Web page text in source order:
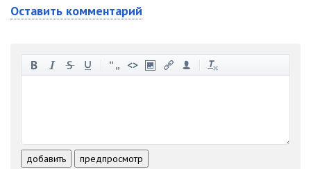
Оставить комментарий
-
-
-
добавить предпросмотр